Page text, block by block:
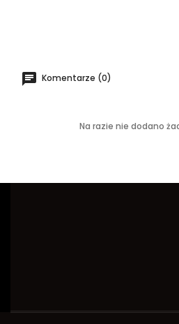
Komentarze (0)
Na razie nie dodano